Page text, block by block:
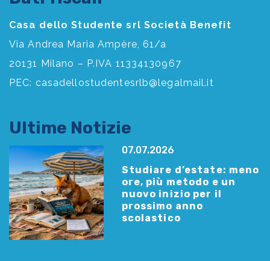
Casa dello Studente srl Società Benefit
Via Andrea Maria Ampère, 61/a
20131 Milano – P.IVA 11334130967
PEC: casadellostudentesrlb@legalmail.it
Ultime Notizie
07.07.2026
Studiare d’estate: meno
ore, più metodo e un
nuovo inizio per il
prossimo anno
scolastico